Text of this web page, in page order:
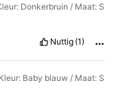
Donkerbruin / Maat: S
Nuttig (1)
Kleur: Baby blauw / Maat: S